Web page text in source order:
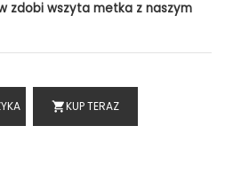
zdobi wszyta metka z naszym
shopping_cartKUP TERAZ